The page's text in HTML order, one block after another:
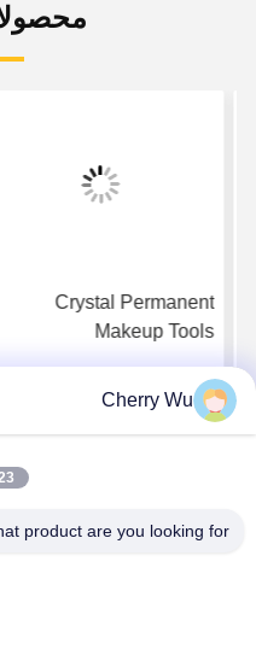
Crystal Permanent
Makeup Tools
For Certificate CE ابرو
بهترین قیمت را دریافت
Cherry Wu
product are you looking for?